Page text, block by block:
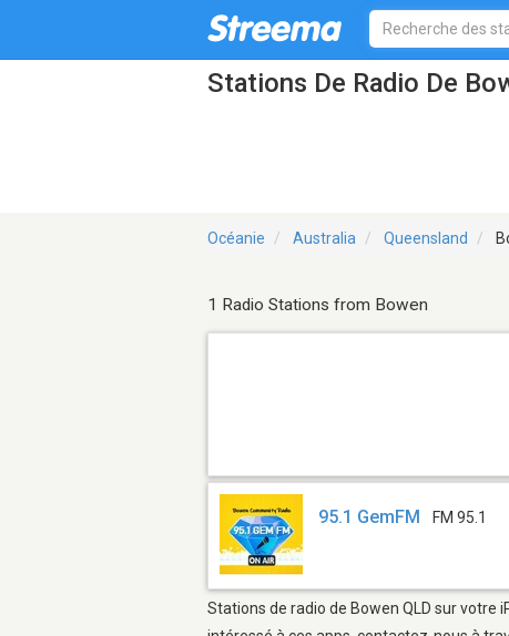
Stations De Radio De
Océanie Australia Queensland
1 Radio Stations from Bowen
95.1 GemFM FM 95.1
Stations de radio de Bowen QLD sur votre